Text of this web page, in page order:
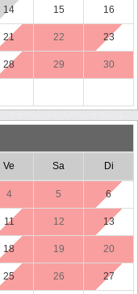
14 15 16
21 22 23
28 29 30
Ve Sa Di
4 5 6
11 12 13
18 19 20
25 26 27